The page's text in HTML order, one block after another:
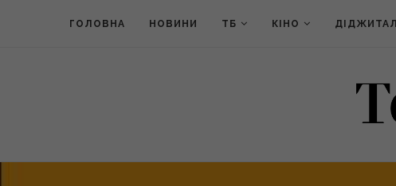
ГОЛОВНА НОВИНИ ТБ КІНО ДІДЖИТАЛ